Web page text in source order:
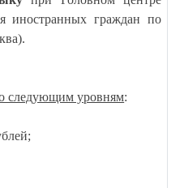
иностранных граждан по
следующим уровням: